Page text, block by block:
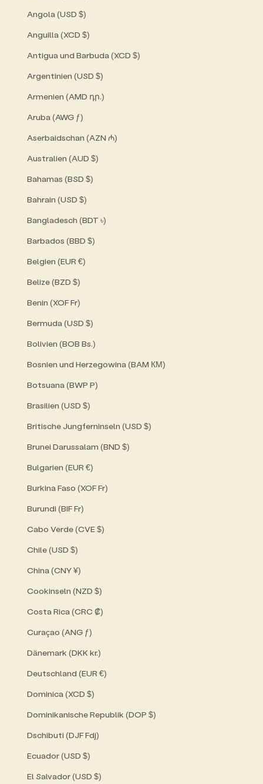
Angola (USD $)
Anguilla (XCD $)
Antigua und Barbuda (XCD $)
Argentinien (USD $)
Armenien (AMD դր.)
Aruba (AWG ƒ)
Aserbaidschan (AZN ₼)
Australien (AUD $)
Bahamas (BSD $)
Bahrain (USD $)
Bangladesch (BDT ৳)
Barbados (BBD $)
Belgien (EUR €)
Belize (BZD $)
Benin (XOF Fr)
Bermuda (USD $)
Bolivien (BOB Bs.)
Bosnien und Herzegowina (BAM КМ)
Botsuana (BWP P)
Brasilien (USD $)
Britische Jungferninseln (USD $)
Brunei Darussalam (BND $)
Bulgarien (EUR €)
Burkina Faso (XOF Fr)
Burundi (BIF Fr)
Cabo Verde (CVE $)
Chile (USD $)
China (CNY ¥)
Cookinseln (NZD $)
Costa Rica (CRC ₡)
Curaçao (ANG ƒ)
Dänemark (DKK kr.)
Deutschland (EUR €)
Dominica (XCD $)
Dominikanische Republik (DOP $)
Dschibuti (DJF Fdj)
Ecuador (USD $)
El Salvador (USD $)